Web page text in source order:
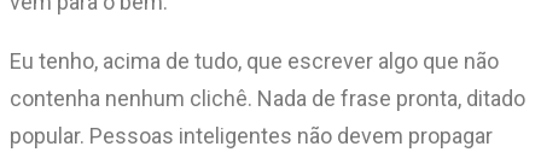
Eu tenho, acima de tudo, que escrever algo que não
contenha nenhum clichê. Nada de frase pronta, ditado
popular. Pessoas inteligentes não devem propagar